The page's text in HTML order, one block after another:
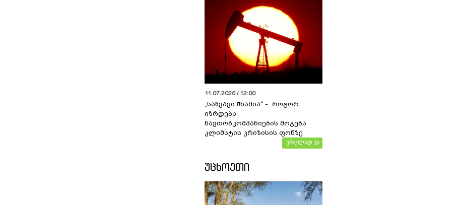
11.07.2026 / 12:00
„საწვავი შხამია“ - როგორ
იზრდება
ნავთობკომპანიების მოგება
კლიმატის კრიზისის ფონზე
ვრცლად
ᲣᲪᲮᲝᲔᲗᲘ